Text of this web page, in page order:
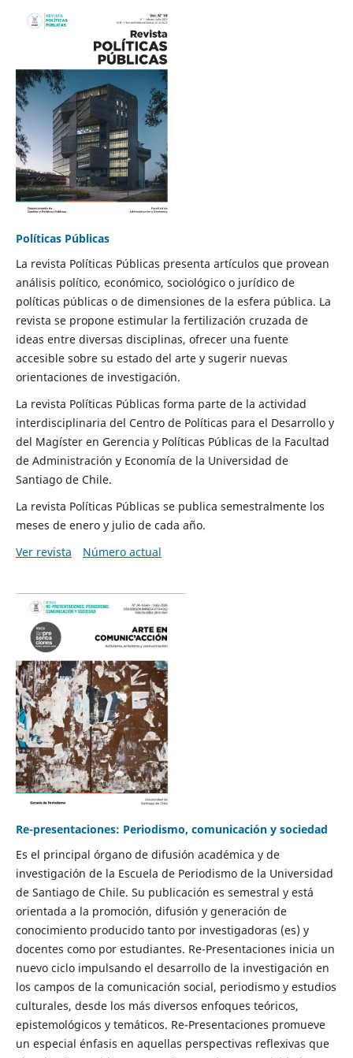
Políticas Públicas
La revista Políticas Públicas presenta artículos que provean
análisis político, económico, sociológico o jurídico de
políticas públicas o de dimensiones de la esfera pública. La
revista se propone estimular la fertilización cruzada de
ideas entre diversas disciplinas, ofrecer una fuente
accesible sobre su estado del arte y sugerir nuevas
orientaciones de investigación.
La revista Políticas Públicas forma parte de la actividad
interdisciplinaria del Centro de Políticas para el Desarrollo y
del Magíster en Gerencia y Políticas Públicas de la Facultad
de Administración y Economía de la Universidad de
Santiago de Chile.
La revista Políticas Públicas se publica semestralmente los
meses de enero y julio de cada año.
Ver revista
Número actual
Re-presentaciones: Periodismo, comunicación y sociedad
Es el principal órgano de difusión académica y de
investigación de la Escuela de Periodismo de la Universidad
de Santiago de Chile. Su publicación es semestral y está
orientada a la promoción, difusión y generación de
conocimiento producido tanto por investigadoras (es) y
docentes como por estudiantes. Re-Presentaciones inicia un
nuevo ciclo impulsando el desarrollo de la investigación en
los campos de la comunicación social, periodismo y estudios
culturales, desde los más diversos enfoques teóricos,
epistemológicos y temáticos. Re-Presentaciones promueve
un especial énfasis en aquellas perspectivas reflexivas que